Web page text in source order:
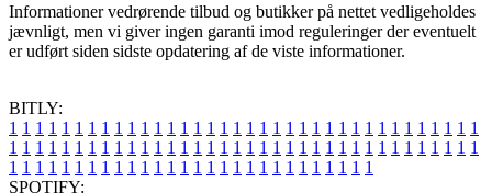
Informationer vedrørende tilbud og butikker på nettet vedligeholdes
jævnligt, men vi giver ingen garanti imod reguleringer der eventuelt
er udført siden sidste opdatering af de viste informationer.
BITLY:
1 1 1 1 1 1 1 1 1 1 1 1 1 1 1 1 1 1 1 1 1 1 1 1 1 1 1 1 1 1 1 1 1 1 1 1
1 1 1 1 1 1 1 1 1 1 1 1 1 1 1 1 1 1 1 1 1 1 1 1 1 1 1 1 1 1 1 1 1 1 1 1
1 1 1 1 1 1 1 1 1 1 1 1 1 1 1 1 1 1 1 1 1 1 1 1 1 1 1 1
SPOTIFY: